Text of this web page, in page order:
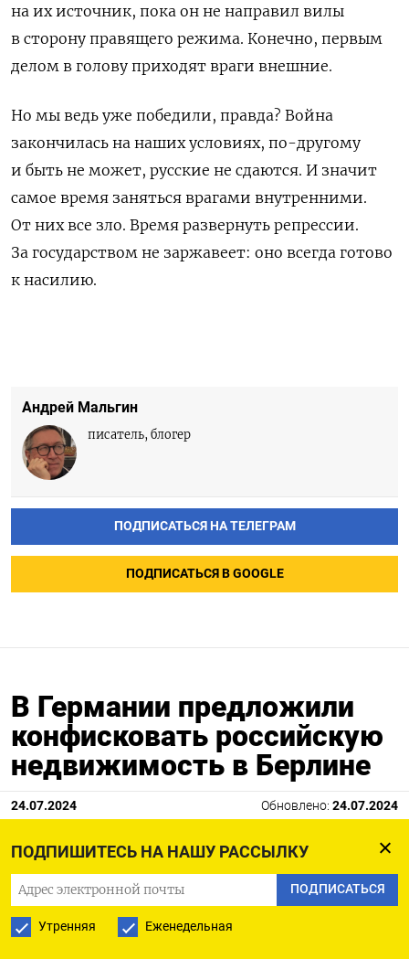
ПОДПИШИТЕСЬ НА НАШУ РАССЫЛКУ
ПОДПИСАТЬСЯ
Утренняя Еженедельная
на их источник, пока он не направил вилы
в сторону правящего режима. Конечно, первым
делом в голову приходят враги внешние.
Но мы ведь уже победили, правда? Война
закончилась на наших условиях, по-другому
и быть не может, русские не сдаются. И значит
самое время заняться врагами внутренними.
От них все зло. Время развернуть репрессии.
За государством не заржавеет: оно всегда готово
к насилию.
Андрей Мальгин
писатель, блогер
ПОДПИСАТЬСЯ НА ТЕЛЕГРАМ
ПОДПИСАТЬСЯ В GOOGLE
В Германии предложили
конфисковать российскую
недвижимость в Берлине
24.07.2024 Обновлено: 24.07.2024